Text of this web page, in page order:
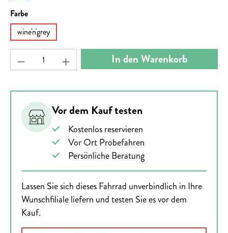
Farbeauswählen
wine'n'grey
Produkt Anzahl: Gib den gewünschten Wert ein
In den Warenkorb
Vor dem Kauf testen
Kostenlos reservieren
Vor Ort Probefahren
Persönliche Beratung
Lassen Sie sich dieses Fahrrad unverbindlich in Ihre
Wunschfiliale liefern und testen Sie es vor dem
Kauf.